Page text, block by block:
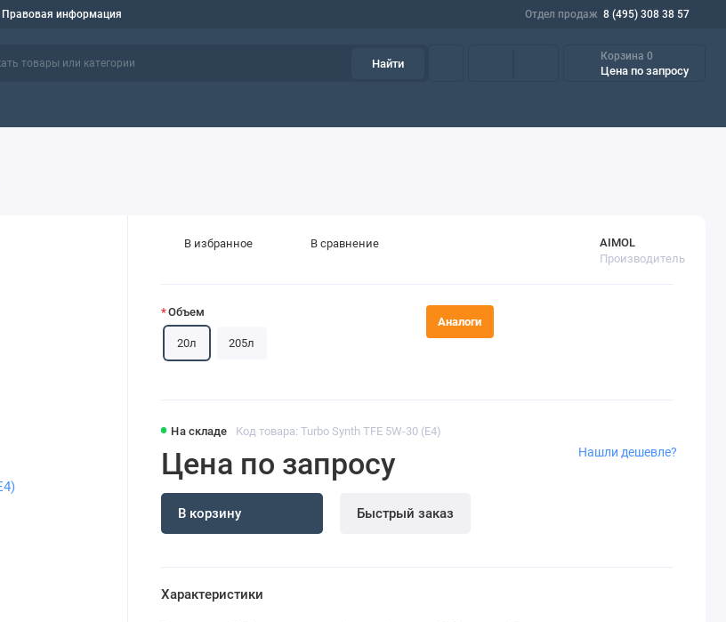
Правовая информация Отдел продаж 8 (495) 308 38 57
Найти
Корзина 0
Цена по запросу
На складе Код товара: Turbo Synth TFE 5W-30 (E4)
AIMOL
Производитель
Цена по запросу
В корзину Быстрый заказ
Нашли дешевле?
В избранное В сравнение
Объем
20л 205л
Аналоги
Характеристики